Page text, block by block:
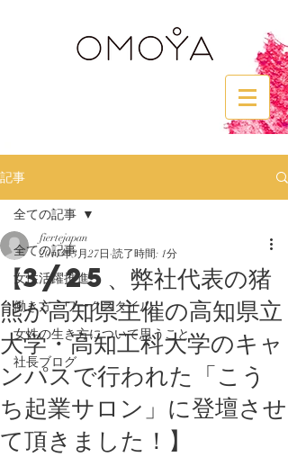
記事
全ての記事
女性活躍推進
働き方・ワークスタイル
女性の生き方について思うこと
社長ブログ
全ての記事
【3/25、弊社代表の猪
熊が高知県主催の高知県立
大学・高知工科大学のキャ
ンパスで行われた「こう
ち起業サロン」に登壇させ
て頂きました！】
fiertejapan
2017年3月27日 読了時間: 1分